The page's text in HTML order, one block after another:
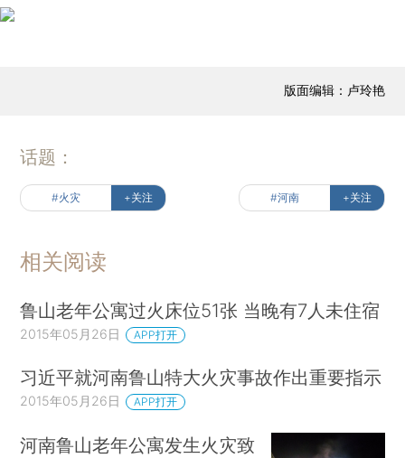
版面编辑：卢玲艳
话题：
#火灾 +关注 #河南 +关注
相关阅读
鲁山老年公寓过火床位51张 当晚有7人未住宿
2015年05月26日 APP打开
习近平就河南鲁山特大火灾事故作出重要指示
2015年05月26日 APP打开
河南鲁山老年公寓发生火灾致